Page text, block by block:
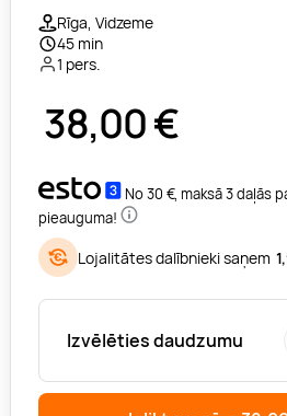
Rīga, Vidzeme
45 min
1 pers.
38,00€
No 30 €, maksā 3 daļās
pieauguma!
Lojalitātes dalībnieki saņem
Izvēlēties daudzumu